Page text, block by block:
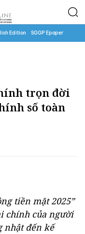
Edition SGGP Epaper
trọn đời
số toàn
tiền mặt 2025”
chính của người
nhật đến kế